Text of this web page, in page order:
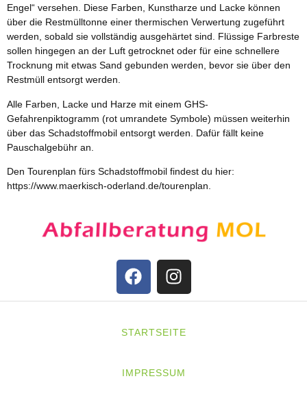
Engel“ versehen. Diese Farben, Kunstharze und Lacke können
über die Restmülltonne einer thermischen Verwertung zugeführt
werden, sobald sie vollständig ausgehärtet sind. Flüssige Farbreste
sollen hingegen an der Luft getrocknet oder für eine schnellere
Trocknung mit etwas Sand gebunden werden, bevor sie über den
Restmüll entsorgt werden.
Alle Farben, Lacke und Harze mit einem GHS-
Gefahrenpiktogramm (rot umrandete Symbole) müssen weiterhin
über das Schadstoffmobil entsorgt werden. Dafür fällt keine
Pauschalgebühr an.
Den Tourenplan fürs Schadstoffmobil findest du hier:
https://www.maerkisch-oderland.de/tourenplan.
STARTSEITE
IMPRESSUM